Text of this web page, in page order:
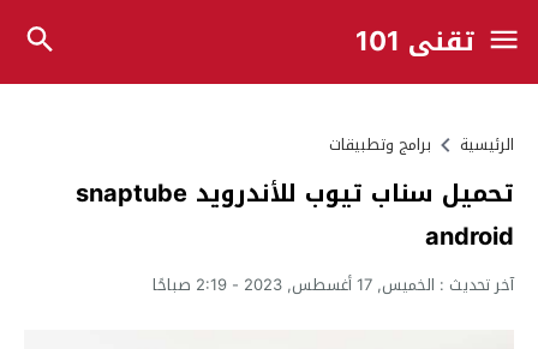
تقني 101
الرئيسية برامج وتطبيقات
تحميل سناب تيوب للأندرويد snaptube
android
آخر تحديث : الخميس, 17 أغسطس, 2023 - 2:19 صباحًا